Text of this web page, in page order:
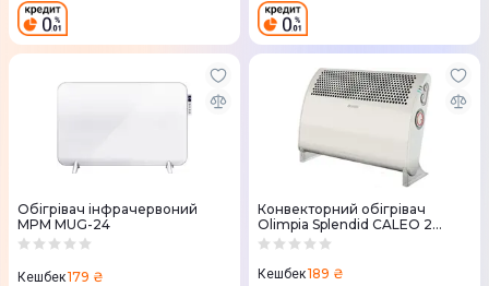
Обігрівач інфрачервоний
MPM MUG-24
Кешбек179 ₴
Конвекторний обігрівач
Olimpia Splendid CALEO 2
TURBO TIMER (99551)
Кешбек189 ₴